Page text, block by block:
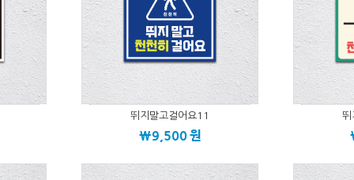
뛰지말고걸어요11
\9,500원
뛰